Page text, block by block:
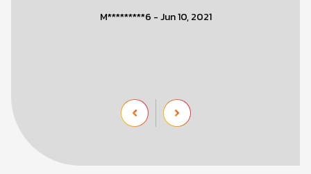
M*********6 - Jun 10, 2021